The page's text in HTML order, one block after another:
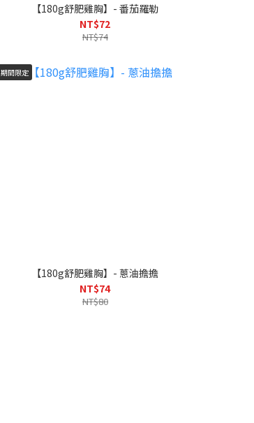
【180g舒肥雞胸】- 番茄羅勒
NT$72
NT$74
期間限定
【180g舒肥雞胸】- 蔥油擔擔
NT$74
NT$80